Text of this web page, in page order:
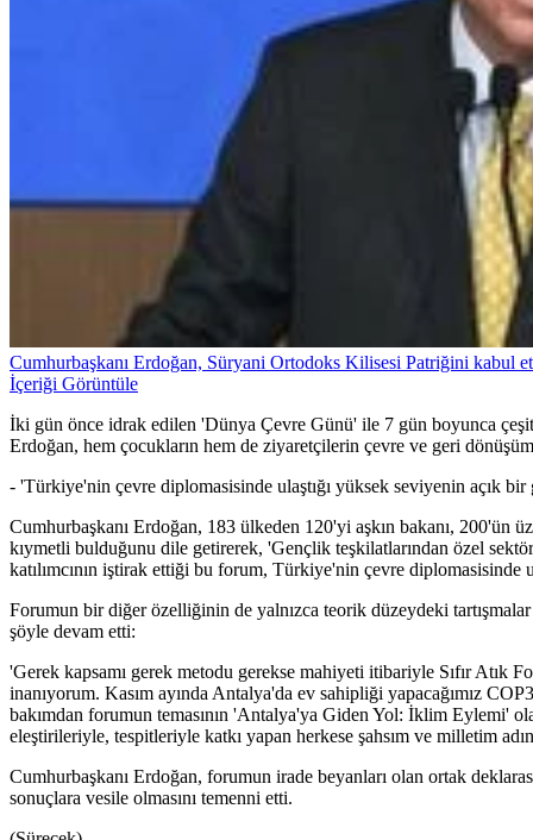
Cumhurbaşkanı Erdoğan, Süryani Ortodoks Kilisesi Patriğini kabul
İçeriği Görüntüle
İki gün önce idrak edilen 'Dünya Çevre Günü' ile 7 gün boyunca
Erdoğan, hem çocukların hem de ziyaretçilerin çevre ve geri
- 'Türkiye'nin çevre diplomasisinde ulaştığı yüksek seviyenin açık bir
Cumhurbaşkanı Erdoğan, 183 ülkeden 120'yi aşkın bakanı, 200'ün
kıymetli bulduğunu dile getirerek, 'Gençlik teşkilatlarından özel
katılımcının iştirak ettiği bu forum, Türkiye'nin çevre diplomasisinde
Forumun bir diğer özelliğinin de yalnızca teorik düzeydeki
şöyle devam etti:
'Gerek kapsamı gerek metodu gerekse mahiyeti itibariyle Sıfır Atık
inanıyorum. Kasım ayında Antalya'da ev sahipliği yapacağımız
bakımdan forumun temasının 'Antalya'ya Giden Yol: İklim Eylemi'
eleştirileriyle, tespitleriyle katkı yapan herkese şahsım ve milletim
Cumhurbaşkanı Erdoğan, forumun irade beyanları olan ortak
sonuçlara vesile olmasını temenni etti.